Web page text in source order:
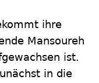
ihre
Mansoureh
ist.
in die